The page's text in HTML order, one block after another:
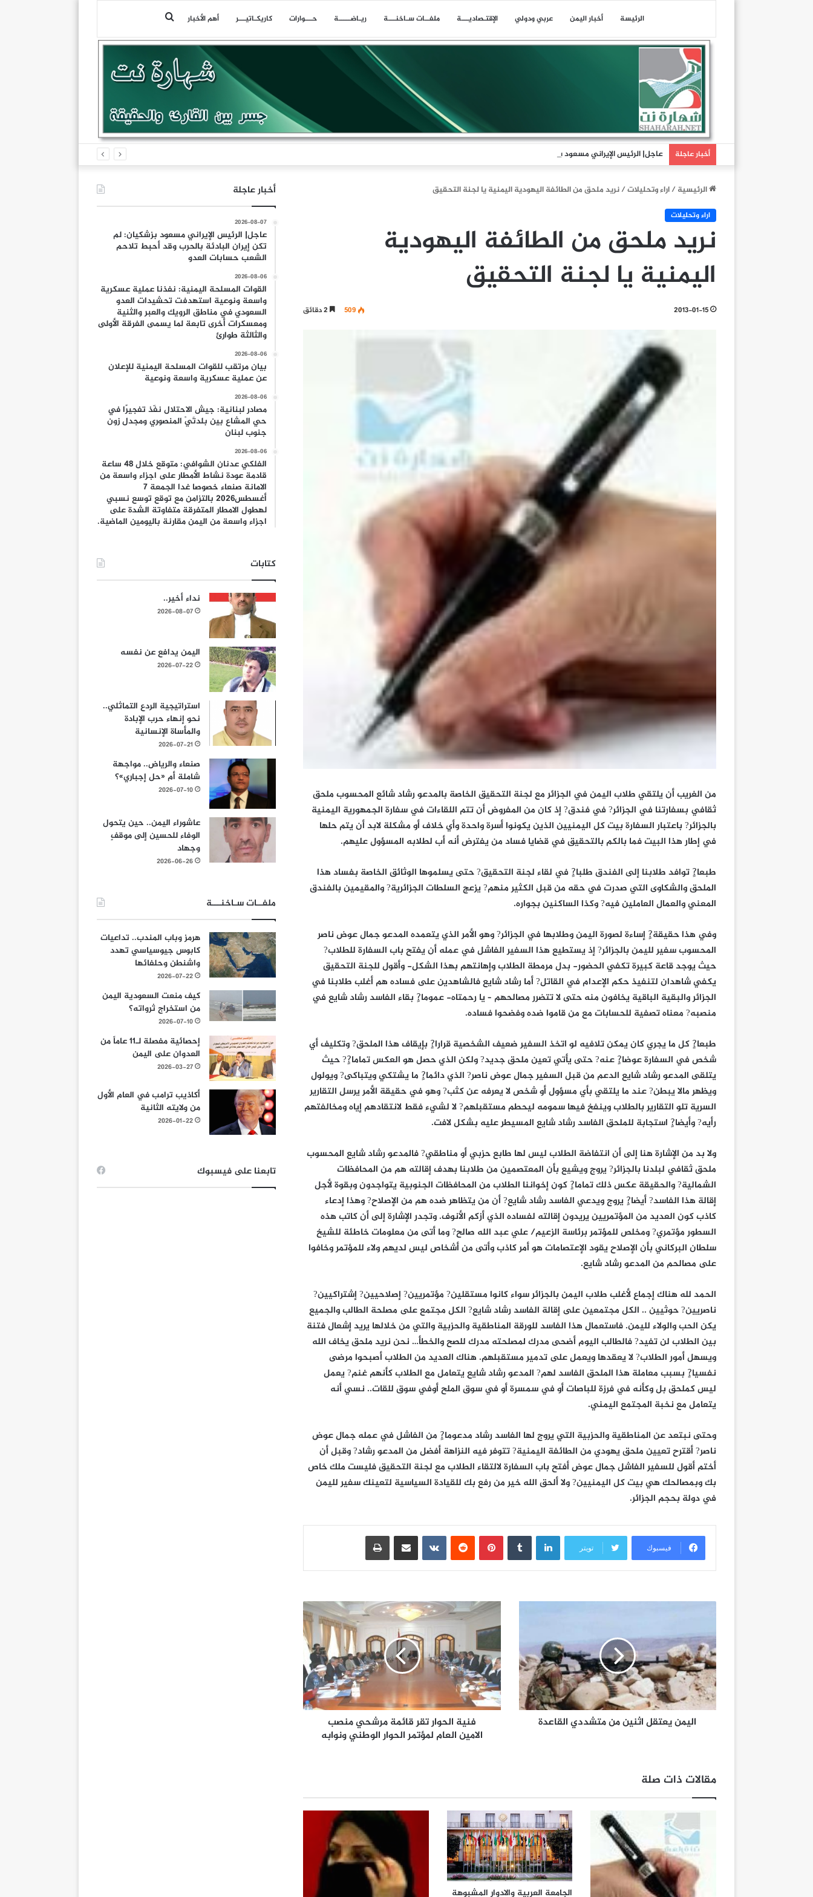
الرئيسة أخبار اليمن عربي ودولي اﻹقتـصاديـــة ملفــات سـاخنـــة ريـاضـــــة حـــوارات كاريكـاتيـــر أهم الأخبار بحث
أخبار عاجلة عاجل| الرئيس الإيراني مسعود بزشكيان: لم تكن إيران البادئة بالحرب وقد أحبط تلاحم الشعب حسابات العدو
الرئيسية/اراء وتحليلات/نريد ملحق من الطائفة اليهودية اليمنية يا لجنة التحقيق
اراء وتحليلات
نريد ملحق من الطائفة اليهودية
اليمنية يا لجنة التحقيق
2013-01-15
509 2 دقائق
من الغريب أن يلتقي طلاب اليمن في الجزائر مع لجنة التحقيق الخاصة بالمدعو رشاد شائع المحسوب ملحق
ثقافي بسفارتنا في الجزائر? في فندق? إذ كان من المفروض أن تتم اللقاءات في سفارة الجمهورية اليمنية
بالجزائر? باعتبار السفارة بيت كل اليمنيين الذين يكونوا أسرة واحدة وأي خلاف أو مشكلة لابد أن يتم حلها
في إطار هذا البيت فما بالكم بالتحقيق في قضايا فساد من يفترض أنه أب لطلابه المسؤول عليهم.
طبعا?ٍ توافد طلابنا إلى الفندق طلبا?ٍ في لقاء لجنة التحقيق? حتى يسلموها الوثائق الخاصة بفساد هذا
الملحق والشكاوى التي صدرت في حقه من قبل الكثير منهم? يزعج السلطات الجزائرية? والمقيمين بالفندق
المعني والعمال العاملين فيه? وكذا الساكنين بجواره.
وفي هذا حقيقة?ٍ إساءة لصورة اليمن وطلابها في الجزائر? وهو الأمر الذي يتعمده المدعو جمال عوض ناصر
المحسوب سفير لليمن بالجزائر? إذ يستطيع هذا السفير الفاشل في عمله أن يفتح باب السفارة للطلاب?
حيث يوجد قاعة كبيرة تكفي الحضور- بدل مرمطة الطلاب وإهانتهم بهذا الشكل- وأقول للجنة التحقيق
يكفي شاهدان لتنفيذ حكم الإعدام في القاتل? أما رشاد شايع فالشاهدين على فساده هم أغلب طلابنا في
الجزائر والبقية الباقية يخافون منه حتى لا تتضرر مصالحهم – يا رحمتاه- عموما?ٍ بقاء الفاسد رشاد شايع في
منصبه? معناه تصفية للحسابات مع من قاموا ضده وفضحوا فساده.
طبعا?ٍ كل ما يجري كان يمكن تلافيه لو اتخذ السفير ضعيف الشخصية قرارا?ٍ بإيقاف هذا الملحق? وتكليف أي
شخص في السفارة عوضا?ٍ عنه? حتى يأتي تعين ملحق جديد? ولكن الذي حصل هو العكس تماما?ٍ? حيث
يتلقى المدعو رشاد شايع الدعم من قبل السفير جمال عوض ناصر? الذي دائما?ٍ ما يشتكي ويتباكى? ويولول
ويظهر مالا يبطن? عند ما يلتقي بأي مسؤول أو شخص لا يعرفه عن كثب? وهو في حقيقة الأمر يرسل التقارير
السرية تلو التقارير بالطلاب وينفخ فيها سمومه ليحطم مستقبلهم? لا لشيء فقط لانتقادهم إياه ومخالفتهم
رأيه? وأيضا?ٍ استجابة للملحق الفاسد رشاد شايع المسيطر عليه بشكل لافت.
ولا بد من الإشارة هنا إلى أن انتفاضة الطلاب ليس لها طابع حزبي أو مناطقي? فالمدعو رشاد شايع المحسوب
ملحق ثقافي لبلدنا بالجزائر? يروج ويشيع بأن المعتصمين من طلابنا بهدف إقالته هم من المحافظات
الشمالية? والحقيقة عكس ذلك تماما?ٍ كون إخواننا الطلاب من المحافظات الجنوبية يتواجدون وبقوة لأجل
إقالة هذا الفاسد? أيضا?ٍ يروج ويدعي الفاسد رشاد شايع? أن من يتظاهر ضده هم من الإصلاح? وهذا إدعاء
كاذب كون العديد من المؤتمريين يريدون إقالته لفساده الذي أزكم الأنوف. وتجدر الإشارة إلى أن كاتب هذه
السطور مؤتمري? ومخلص للمؤتمر برئاسة الزعيم/ علي عبد الله صالح? وما أتى من معلومات خاطئة للشيخ
سلطان البركاني بأن الإصلاح يقود الإعتصامات هو أمر كاذب وأتى من أشخاص ليس لديهم ولاء للمؤتمر وخافوا
على مصالحم من المدعو رشاد شايع.
الحمد لله هناك إجماع لأغلب طلاب اليمن بالجزائر سواء كانوا مستقلين? مؤتمريين? إصلاحيين? إشتراكيين?
ناصريين? حوثيين .. الكل مجتمعين على إقالة الفاسد رشاد شايع? الكل مجتمع على مصلحة الطالب والجميع
يكن الحب والولاء لليمن. فاستعمال هذا الفاسد للورقة المناطقية والحزبية والتي من خلالها يريد إشعال فتنة
بين الطلاب لن تفيد? فالطالب اليوم أضحى مدرك لمصلحته مدرك للصح والخطأ… نحن نريد ملحق يخاف الله
ويسهل أمور الطلاب? لا يعقدها ويعمل على تدمير مستقبلهم. هناك العديد من الطلاب أصبحوا مرضى
نفسيا?ٍ بسبب معاملة هذا الملحق الفاسد لهم? المدعو رشاد شايع يتعامل مع الطلاب كأنهم غنم? يعمل
ليس كملحق بل وكأنه في فرزة للباصات أو في سمسرة أو في سوق الملح أوفي سوق للقات.. نسي أنه
يتعامل مع نخبة المجتمع اليمني.
وحتى نبتعد عن المناطقية والحزبية التي يروج لها الفاسد رشاد مدعوما?ٍ من الفاشل في عمله جمال عوض
ناصر? أقترح تعيين ملحق يهودي من الطائفة اليمنية? تتوفر فيه النزاهة أفضل من المدعو رشاد? وقبل أن
أختم أقول للسفير الفاشل جمال عوض أفتح باب السفارة لالتقاء الطلاب مع لجنة التحقيق فليست ملك خاص
بك وبمصالحك هي بيت كل اليمنيين? ولا ألحق الله خير من رفع بك للقيادة السياسية لتعينك سفير لليمن
في دولة بحجم الجزائر.
فيسبوك تويتر
لينكدإن بينتيريست مشاركة عبر البريد طباعة
اليمن يعتقل اثنين من متشددي القاعدة
فنية الحوار تقر قائمة مرشحي منصب
الامين العام لمؤتمر الحوار الوطني ونوابه
مقالات ذات صلة
الجامعة العربية والادوار المشبوهة
أخبار عاجلة
2026-08-07
عاجل| الرئيس الإيراني مسعود بزشكيان: لم
تكن إيران البادئة بالحرب وقد أحبط تلاحم
الشعب حسابات العدو
2026-08-06
القوات المسلحة اليمنية: نفذنا عملية عسكرية
واسعة ونوعية استهدفت تحشيدات العدو
السعودي في مناطق الرويك والعبر والثنية
ومعسكرات أخرى تابعة لما يسمى الفرقة الأولى
والثالثة طوارئ
2026-08-06
بيان مرتقب للقوات المسلحة اليمنية للإعلان
عن عملية عسكرية واسعة ونوعية
2026-08-06
مصادر لبنانية: جيش الاحتلال نفّذ تفجيرًا في
حي المشاع بين بلدتَيْ المنصوري ومجدل زون
جنوب لبنان
2026-08-06
الفلكي عدنان الشوافي: متوقع خلال 48 ساعة
قادمة عودة نشاط الأمطار على اجزاء واسعة من
الامانة صنعاء خصوصا غدا الجمعة 7
أغسطس2026 بالتزامن مع توقع توسع نسبي
لهطول الامطار المتفرقة متفاوتة الشدة على
اجزاء واسعة من اليمن مقارنة باليومين الماضية.
كتابات
نداء أخير..
2026-08-07
اليمن يدافع عن نفسه
2026-07-22
استراتيجية الردع التماثلي..
نحو إنهاء حرب الإبادة
والمأساة الإنسانية
2026-07-21
صنعاء والرياض.. مواجهة
شاملة أم «حل إجباري»؟
2026-07-10
عاشوراء اليمن.. حين يتحول
الوفاء للحسين إلى موقفٍ
وجهاد
2026-06-26
ملفــات سـاخنـــة
هرمز وباب المندب.. تداعيات
كابوس جيوسياسي تهدد
واشنطن وحلفائها
2026-07-22
كيف منعت السعودية اليمن
من استخراج ثرواته؟
2026-07-10
إحصائية مفصلة لـ11 عاماً من
العدوان على اليمن
2026-03-27
أكاذيب ترامب في العام الأول
من ولايته الثانية
2026-01-22
تابعنا على فيسبوك